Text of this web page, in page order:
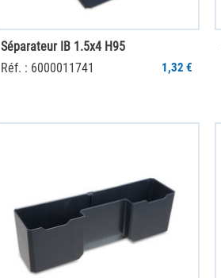
Séparateur IB 1.5x4 H95
Réf. : 6000011741
1,32 €